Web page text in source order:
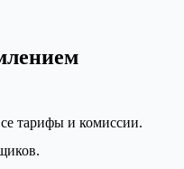
тарифы и комиссии.